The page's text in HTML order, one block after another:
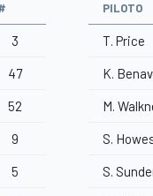
PILOTO
3 T. Price
47 K.
52 M.
9 S.
5 S.